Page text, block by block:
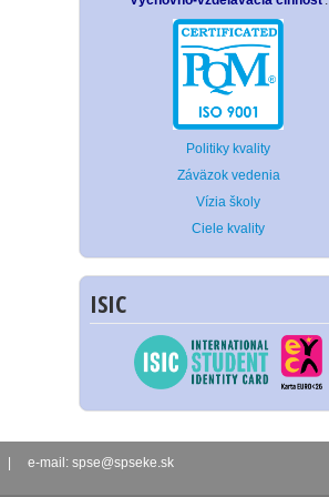
Politiky kvality
Záväzok vedenia
Vízia školy
Ciele kvality
ISIC
| e-mail: spse@spseke.sk